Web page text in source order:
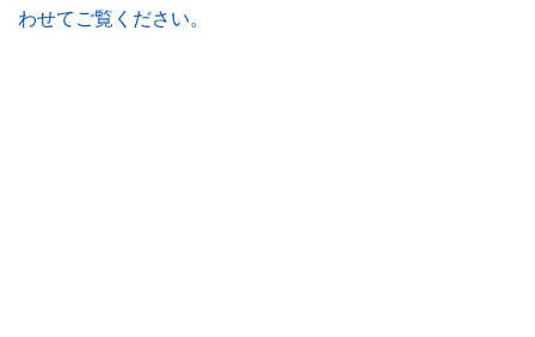
わせてご覧ください。